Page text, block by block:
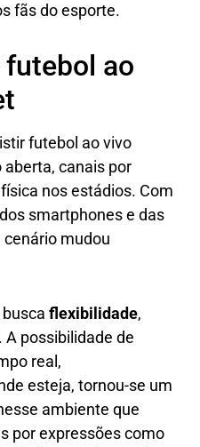
fãs do esporte.
ao
futebol ao vivo
canais por
nos estádios. Com
smartphones e das
mudou
flexibilidade,
. A possibilidade de
real,
esteja, tornou-se um
ambiente que
por expressões como